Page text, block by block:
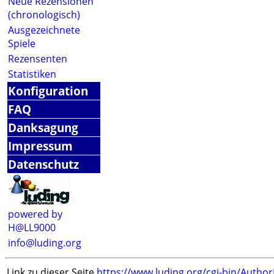
(chronologisch)
Ausgezeichnete
Spiele
Rezensenten
Statistiken
Konfiguration
FAQ
Danksagung
Impressum
Datenschutz
powered by
H@LL9000
info@luding.org